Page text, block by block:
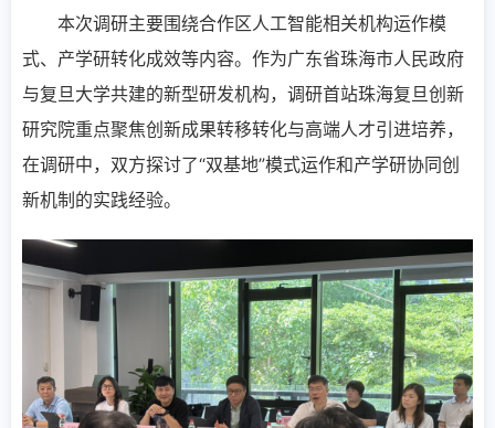
本次调研主要围绕合作区人工智能相关机构运作模
式、产学研转化成效等内容。作为广东省珠海市人民政府
与复旦大学共建的新型研发机构，调研首站珠海复旦创新
研究院重点聚焦创新成果转移转化与高端人才引进培养，
在调研中，双方探讨了“双基地”模式运作和产学研协同创
新机制的实践经验。